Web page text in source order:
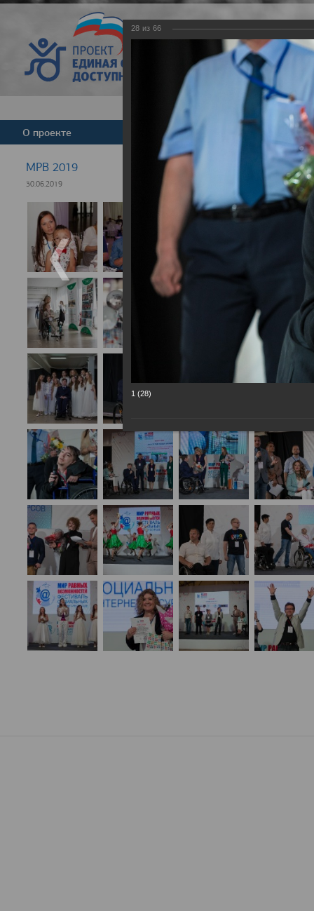
Версия для
О проекте Команда
МРВ 2019
30.06.2019
28 из 66
1 (28)